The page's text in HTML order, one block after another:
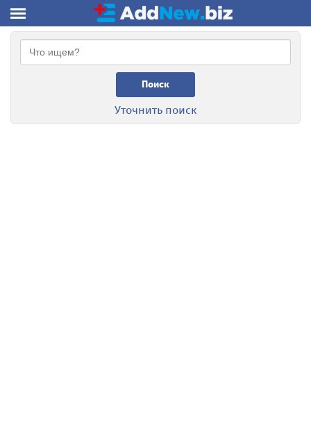
Поиск
Уточнить поиск